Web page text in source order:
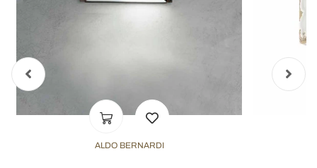
ALDO BERNARDI